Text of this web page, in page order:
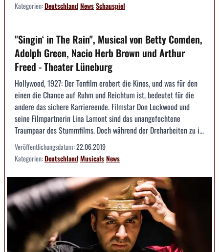
Kategorien:DeutschlandNewsSchauspiel
"Singin‘ in The Rain", Musical von Betty Comden,
Adolph Green, Nacio Herb Brown und Arthur
Freed - Theater Lüneburg
Hollywood, 1927: Der Tonfilm erobert die Kinos, und was für den
einen die Chance auf Ruhm und Reichtum ist, bedeutet für die
andere das sichere Karriereende. Filmstar Don Lockwood und
seine Filmpartnerin Lina Lamont sind das unangefochtene
Traumpaar des Stummfilms. Doch während der Dreharbeiten zu i...
Veröffentlichungsdatum:22.06.2019
Kategorien:DeutschlandMusicalsNews